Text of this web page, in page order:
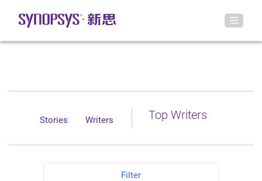
Stories Writers Top Writers
Filter